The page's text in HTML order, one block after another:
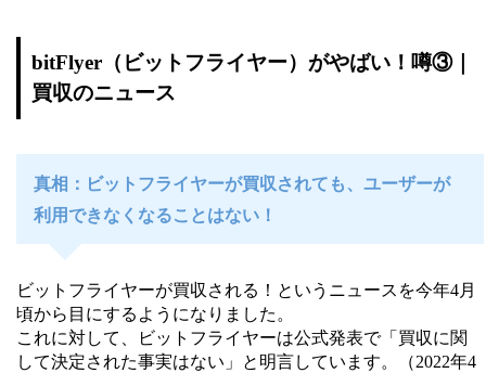
bitFlyer（ビットフライヤー）がやばい！噂③｜
買収のニュース
真相：ビットフライヤーが買収されても、ユーザーが
利用できなくなることはない！
ビットフライヤーが買収される！というニュースを今年4月
頃から目にするようになりました。
これに対して、ビットフライヤーは公式発表で「買収に関
して決定された事実はない」と明言しています。（2022年4